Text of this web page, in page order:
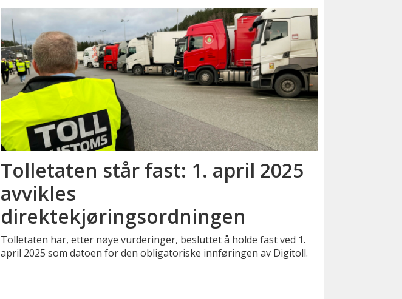
Tolletaten står fast: 1. april 2025
avvikles
direktekjøringsordningen
Tolletaten har, etter nøye vurderinger, besluttet å holde fast ved 1.
april 2025 som datoen for den obligatoriske innføringen av Digitoll.